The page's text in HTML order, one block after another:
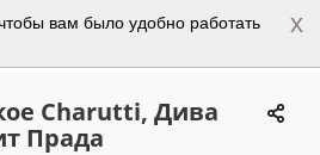
вам было удобно работать
x
0
Charutti, Дива
Прада